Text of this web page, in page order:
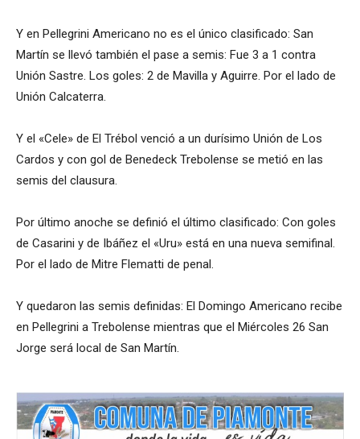
Y en Pellegrini Americano no es el único clasificado: San
Martín se llevó también el pase a semis: Fue 3 a 1 contra
Unión Sastre. Los goles: 2 de Mavilla y Aguirre. Por el lado de
Unión Calcaterra.
Y el «Cele» de El Trébol venció a un durísimo Unión de Los
Cardos y con gol de Benedeck Trebolense se metió en las
semis del clausura.
Por último anoche se definió el último clasificado: Con goles
de Casarini y de Ibáñez el «Uru» está en una nueva semifinal.
Por el lado de Mitre Flematti de penal.
Y quedaron las semis definidas: El Domingo Americano recibe
en Pellegrini a Trebolense mientras que el Miércoles 26 San
Jorge será local de San Martín.